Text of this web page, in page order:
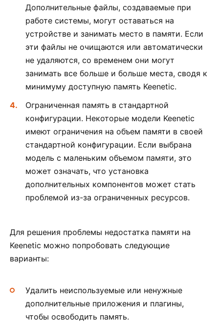
Дополнительные файлы, создаваемые при
работе системы, могут оставаться на
устройстве и занимать место в памяти. Если
эти файлы не очищаются или автоматически
не удаляются, со временем они могут
занимать все больше и больше места, сводя к
минимуму доступную память Keenetic.
Ограниченная память в стандартной
конфигурации. Некоторые модели Keenetic
имеют ограничения на объем памяти в своей
стандартной конфигурации. Если выбрана
модель с маленьким объемом памяти, это
может означать, что установка
дополнительных компонентов может стать
проблемой из-за ограниченных ресурсов.
Для решения проблемы недостатка памяти на
Keenetic можно попробовать следующие
варианты:
Удалить неиспользуемые или ненужные
дополнительные приложения и плагины,
чтобы освободить память.